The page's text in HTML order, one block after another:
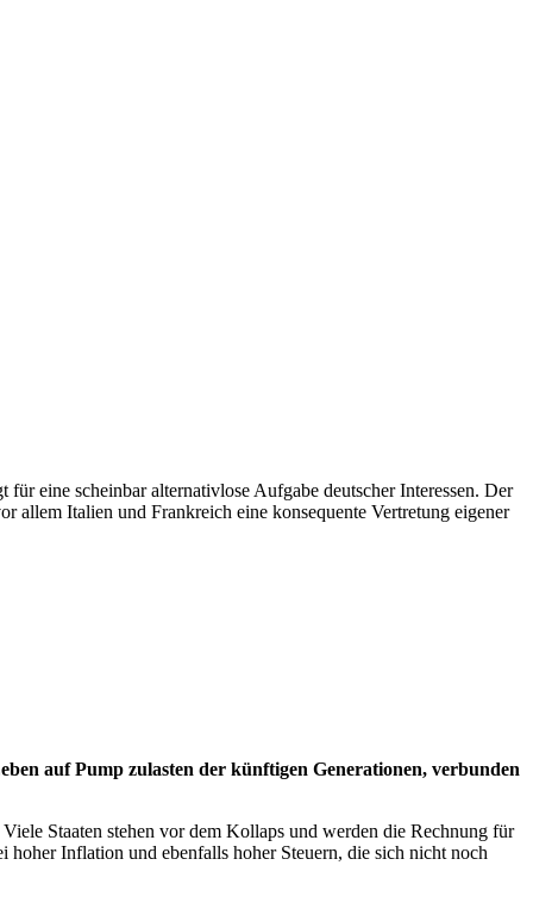
eine scheinbar alternativlose Aufgabe deutscher Interessen. Der
allem Italien und Frankreich eine konsequente Vertretung eigener
auf Pump zulasten der künftigen Generationen, verbunden
Staaten stehen vor dem Kollaps und werden die Rechnung für
hoher Inflation und ebenfalls hoher Steuern, die sich nicht noch